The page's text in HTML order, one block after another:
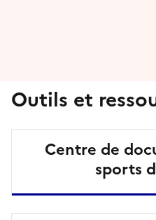
Outils et
Centre de
sports